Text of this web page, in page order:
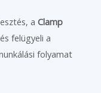
a Clamp
felügyeli a
folyamat